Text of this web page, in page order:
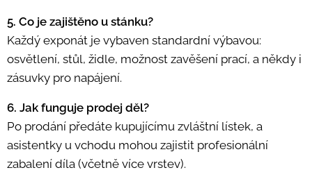
5. Co je zajištěno u stánku?
Každý exponát je vybaven standardní výbavou:
osvětlení, stůl, židle, možnost zavěšení prací, a někdy i
zásuvky pro napájení.
6. Jak funguje prodej děl?
Po prodání předáte kupujícímu zvláštní lístek, a
asistentky u vchodu mohou zajistit profesionální
zabalení díla (včetně více vrstev).